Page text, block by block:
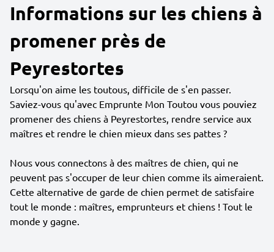
Informations sur les chiens à
promener près de
Peyrestortes
Lorsqu'on aime les toutous, difficile de s'en passer.
Saviez-vous qu'avec Emprunte Mon Toutou vous pouviez
promener des chiens à Peyrestortes, rendre service aux
maîtres et rendre le chien mieux dans ses pattes ?
Nous vous connectons à des maîtres de chien, qui ne
peuvent pas s'occuper de leur chien comme ils aimeraient.
Cette alternative de garde de chien permet de satisfaire
tout le monde : maîtres, emprunteurs et chiens ! Tout le
monde y gagne.